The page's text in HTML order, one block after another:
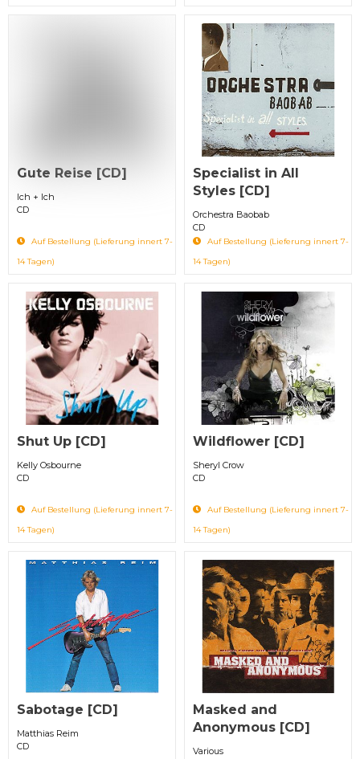
Gute Reise [CD]
Ich + Ich
CD
Auf Bestellung (Lieferung innert 7-
14 Tagen)
Specialist in All
Styles [CD]
Orchestra Baobab
CD
Auf Bestellung (Lieferung innert 7-
14 Tagen)
Shut Up [CD]
Kelly Osbourne
CD
Auf Bestellung (Lieferung innert 7-
14 Tagen)
Wildflower [CD]
Sheryl Crow
CD
Auf Bestellung (Lieferung innert 7-
14 Tagen)
Sabotage [CD]
Matthias Reim
CD
Masked and
Anonymous [CD]
Various